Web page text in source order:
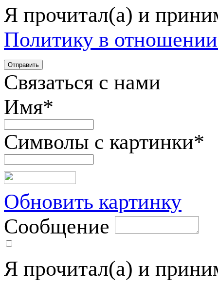
Я прочитал(а) и
Политику в
Связаться с нами
Имя*
Символы с картинки*
Обновить картинку
Сообщение
Я прочитал(а) и